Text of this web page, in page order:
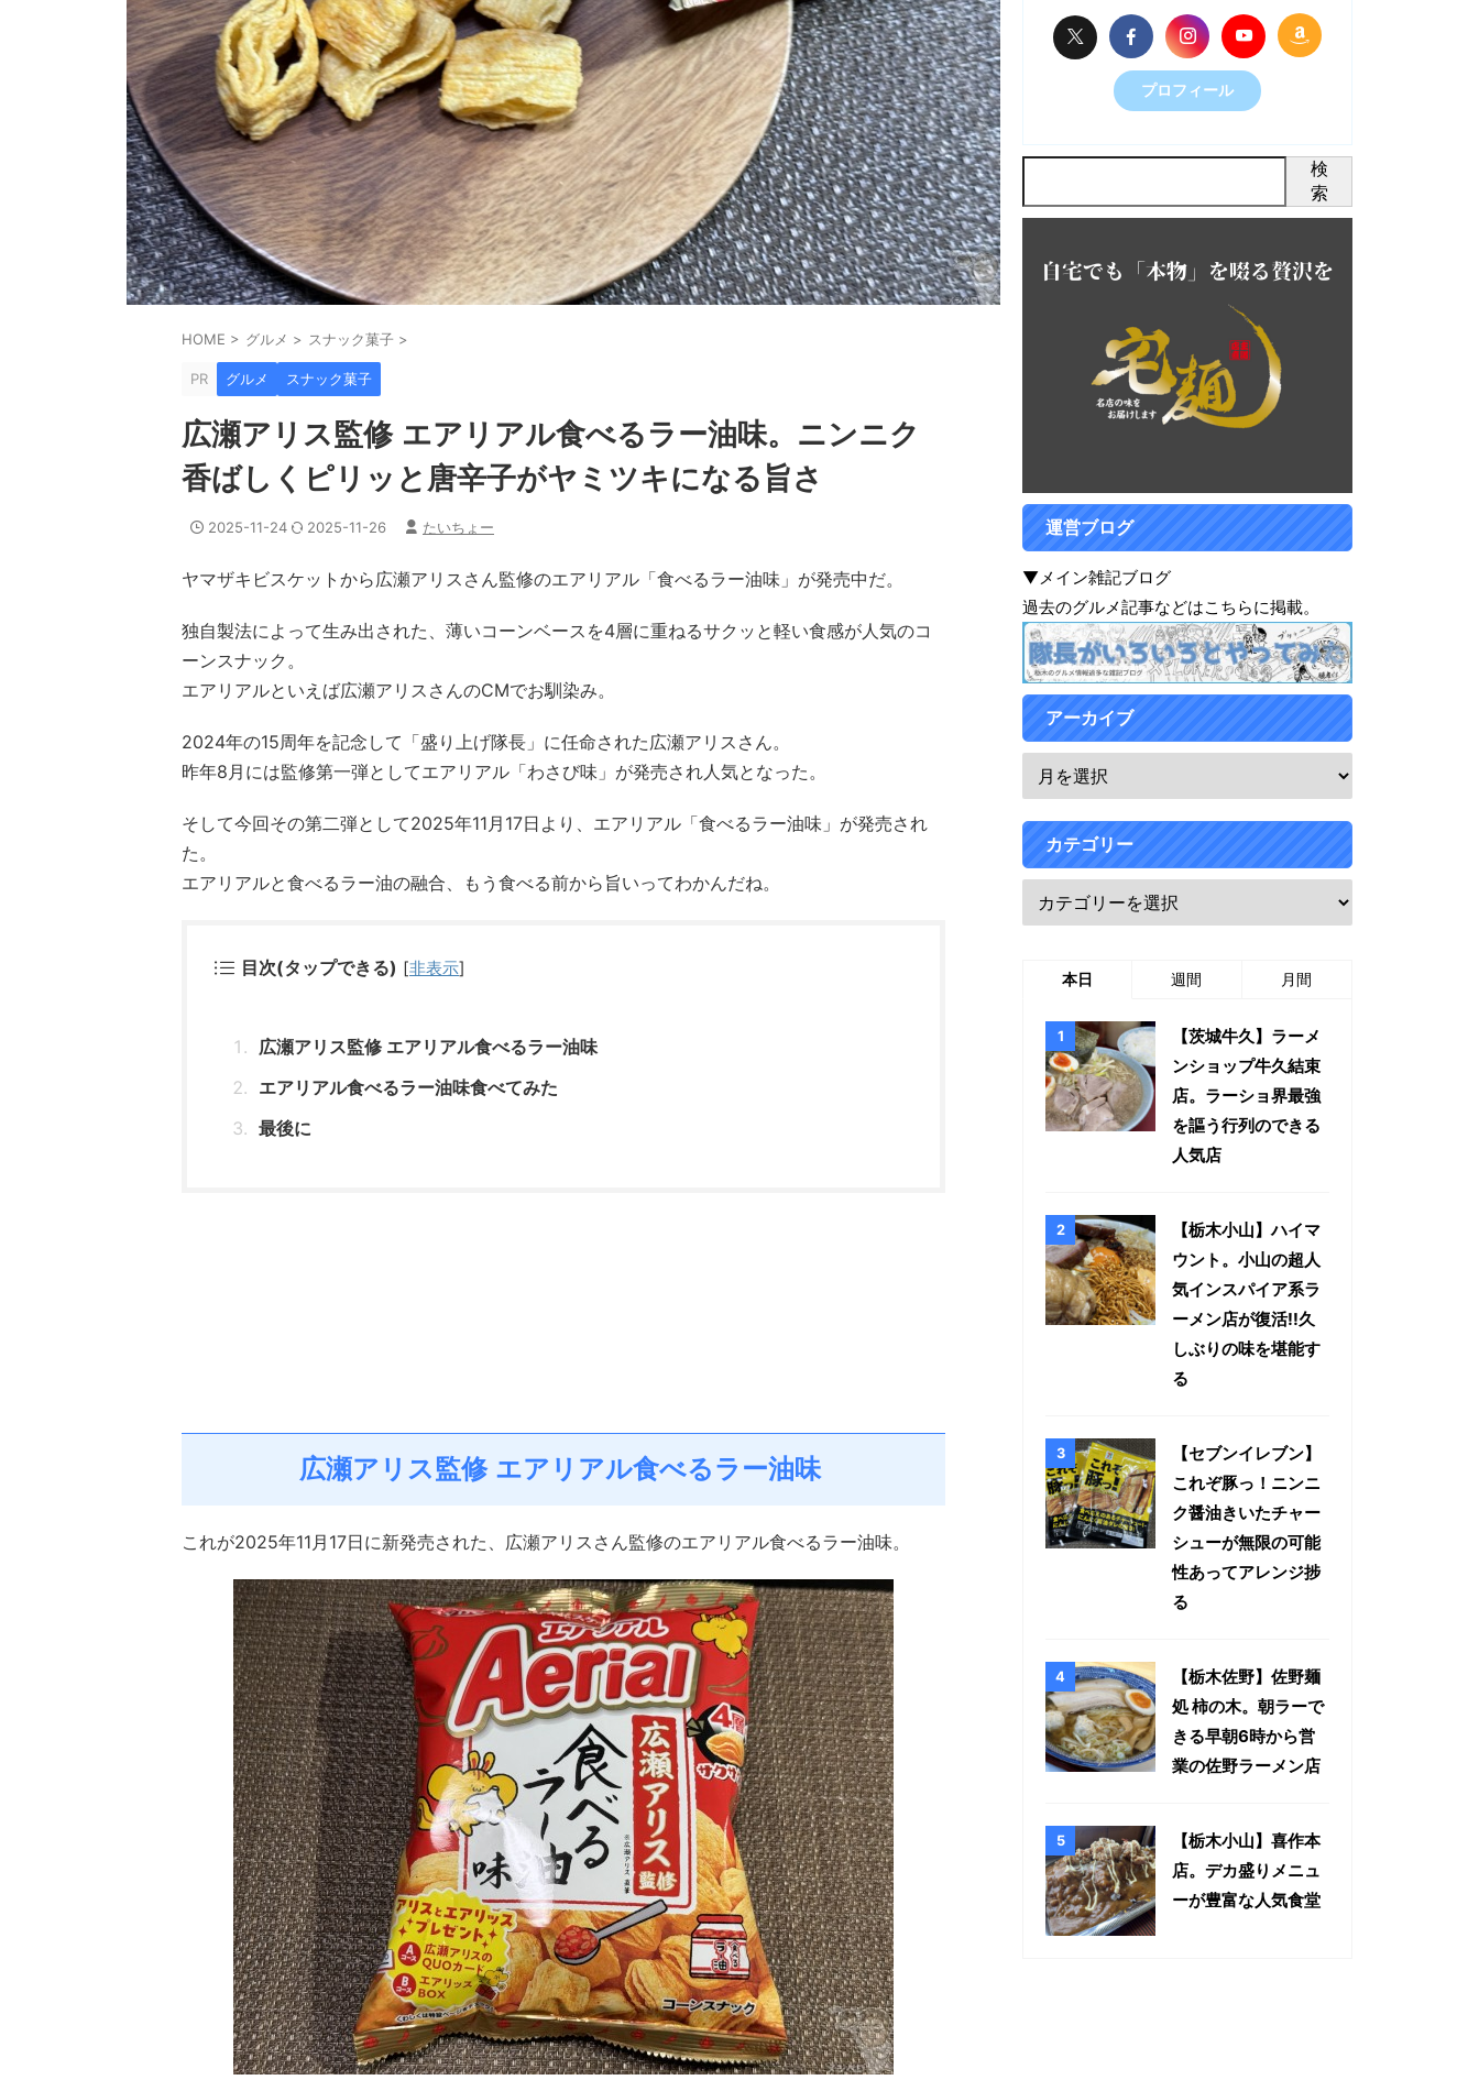
HOME > グルメ > スナック菓子 >
PR グルメ スナック菓子
広瀬アリス監修 エアリアル食べるラー油味。ニンニク
香ばしくピリッと唐辛子がヤミツキになる旨さ
2025-11-24 2025-11-26 たいちょー
ヤマザキビスケットから広瀬アリスさん監修のエアリアル「食べるラー油味」が発売中だ。
独自製法によって生み出された、薄いコーンベースを4層に重ねるサクッと軽い食感が人気のコ
ーンスナック。
エアリアルといえば広瀬アリスさんのCMでお馴染み。
2024年の15周年を記念して「盛り上げ隊長」に任命された広瀬アリスさん。
昨年8月には監修第一弾としてエアリアル「わさび味」が発売され人気となった。
そして今回その第二弾として2025年11月17日より、エアリアル「食べるラー油味」が発売され
た。
エアリアルと食べるラー油の融合、もう食べる前から旨いってわかんだね。
目次(タップできる) [非表示]
広瀬アリス監修 エアリアル食べるラー油味
エアリアル食べるラー油味食べてみた
最後に
広瀬アリス監修 エアリアル食べるラー油味
これが2025年11月17日に新発売された、広瀬アリスさん監修のエアリアル食べるラー油味。
プロフィール
検
索
運営ブログ
▼メイン雑記ブログ
過去のグルメ記事などはこちらに掲載。
アーカイブ
カテゴリー
本日 週間 月間
【茨城牛久】ラーメ
ンショップ牛久結束
店。ラーショ界最強
を謳う行列のできる
人気店
【栃木小山】ハイマ
ウント。小山の超人
気インスパイア系ラ
ーメン店が復活!!久
しぶりの味を堪能す
る
【セブンイレブン】
これぞ豚っ！ニンニ
ク醤油きいたチャー
シューが無限の可能
性あってアレンジ捗
る
【栃木佐野】佐野麺
処 柿の木。朝ラーで
きる早朝6時から営
業の佐野ラーメン店
【栃木小山】喜作本
店。デカ盛りメニュ
ーが豊富な人気食堂